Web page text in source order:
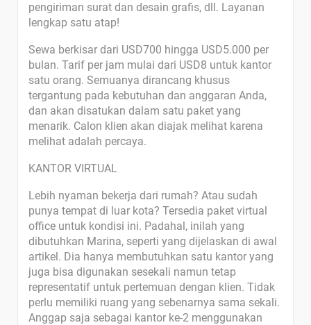
pengiriman surat dan desain grafis, dll. Layanan
lengkap satu atap!
Sewa berkisar dari USD700 hingga USD5.000 per
bulan. Tarif per jam mulai dari USD8 untuk kantor
satu orang. Semuanya dirancang khusus
tergantung pada kebutuhan dan anggaran Anda,
dan akan disatukan dalam satu paket yang
menarik. Calon klien akan diajak melihat karena
melihat adalah percaya.
KANTOR VIRTUAL
Lebih nyaman bekerja dari rumah? Atau sudah
punya tempat di luar kota? Tersedia paket virtual
office untuk kondisi ini. Padahal, inilah yang
dibutuhkan Marina, seperti yang dijelaskan di awal
artikel. Dia hanya membutuhkan satu kantor yang
juga bisa digunakan sesekali namun tetap
representatif untuk pertemuan dengan klien. Tidak
perlu memiliki ruang yang sebenarnya sama sekali.
Anggap saja sebagai kantor ke-2 menggunakan